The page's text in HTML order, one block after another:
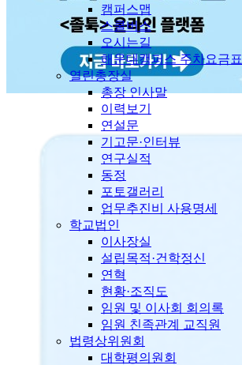
캠퍼스맵
스쿨버스
오시는길
해운대캠퍼스 주차요금표
열린총장실
총장 인사말
이력보기
연설문
기고문·인터뷰
연구실적
동정
포토갤러리
업무추진비 사용명세
학교법인
이사장실
설립목적·건학정신
연혁
현황·조직도
임원 및 이사회 회의록
임원 친족관계 교직원
법령상위원회
대학평의원회